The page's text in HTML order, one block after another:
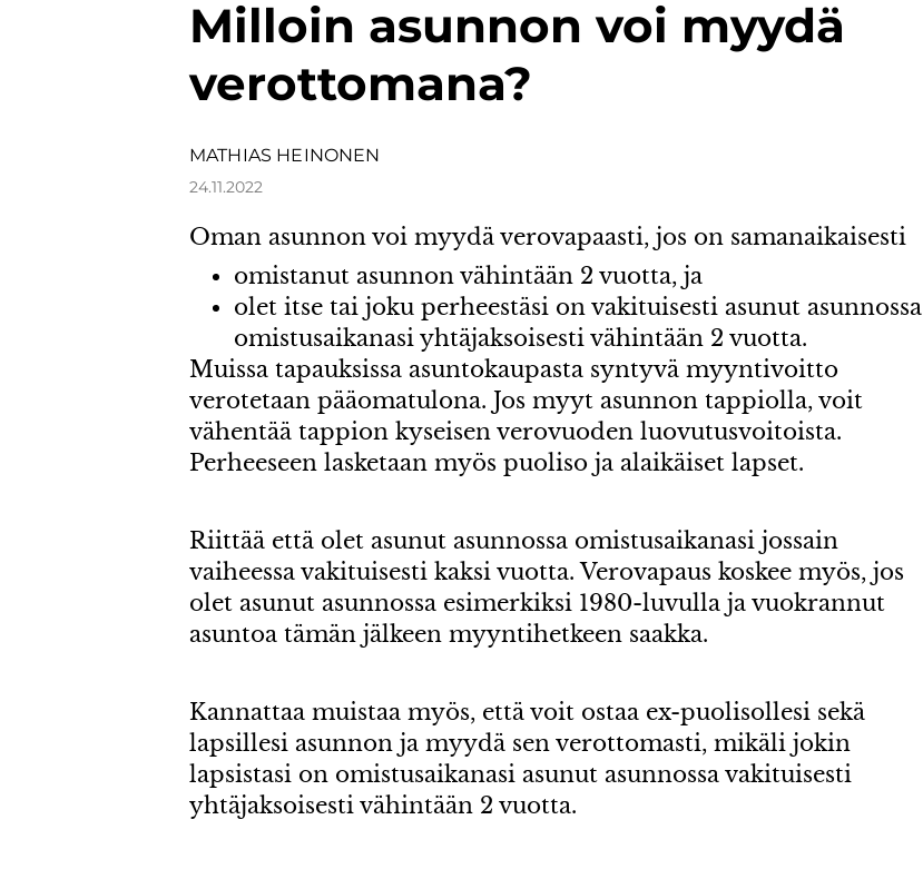
Milloin asunnon voi myydä
verottomana?
MATHIAS HEINONEN
24.11.2022
Oman asunnon voi myydä verovapaasti, jos on samanaikaisesti
omistanut asunnon vähintään 2 vuotta, ja
olet itse tai joku perheestäsi on vakituisesti asunut asunnossa
omistusaikanasi yhtäjaksoisesti vähintään 2 vuotta.
Muissa tapauksissa asuntokaupasta syntyvä myyntivoitto
verotetaan pääomatulona. Jos myyt asunnon tappiolla, voit
vähentää tappion kyseisen verovuoden luovutusvoitoista.
Perheeseen lasketaan myös puoliso ja alaikäiset lapset.
Riittää että olet asunut asunnossa omistusaikanasi jossain
vaiheessa vakituisesti kaksi vuotta. Verovapaus koskee myös, jos
olet asunut asunnossa esimerkiksi 1980-luvulla ja vuokrannut
asuntoa tämän jälkeen myyntihetkeen saakka.
Kannattaa muistaa myös, että voit ostaa ex-puolisollesi sekä
lapsillesi asunnon ja myydä sen verottomasti, mikäli jokin
lapsistasi on omistusaikanasi asunut asunnossa vakituisesti
yhtäjaksoisesti vähintään 2 vuotta.